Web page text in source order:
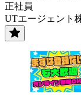
正社員
UTエージェント